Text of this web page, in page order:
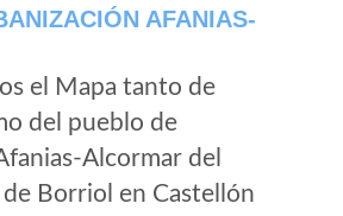
AFANIAS-
el Mapa tanto de
del pueblo de
Alcormar del
Borriol en Castellón